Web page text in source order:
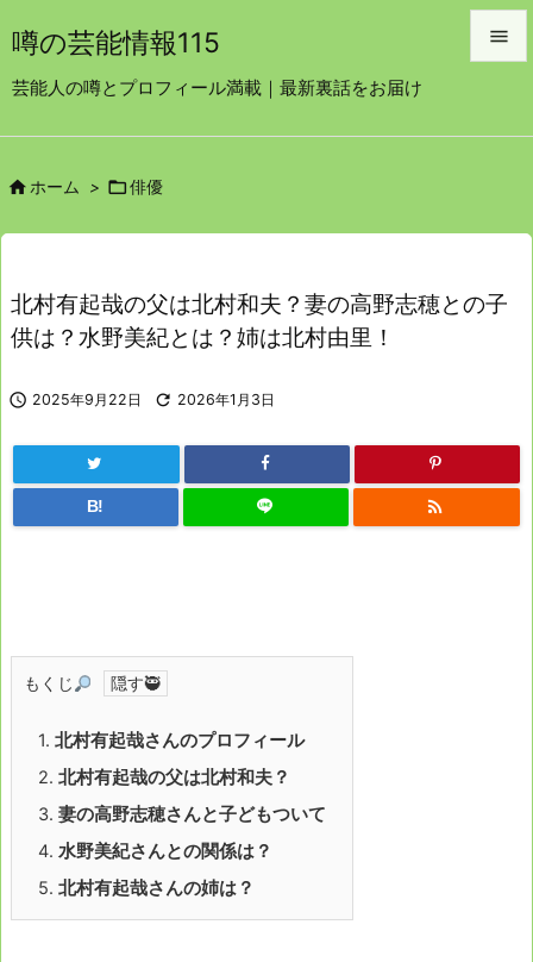
噂の芸能情報115
芸能人の噂とプロフィール満載｜最新裏話をお届け

前へ
次へ
ホーム > 俳優
北村有起哉の父は北村和夫？妻の高野志穂との子
供は？水野美紀とは？姉は北村由里！
 2025年9月22日  2026年1月3日
B! 
もくじ
1. 北村有起哉さんのプロフィール
2. 北村有起哉の父は北村和夫？
3. 妻の高野志穂さんと子どもついて
4. 水野美紀さんとの関係は？
5. 北村有起哉さんの姉は？